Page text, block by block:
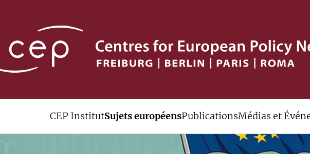
CEP InstitutSujets européensPublicationsMédias et